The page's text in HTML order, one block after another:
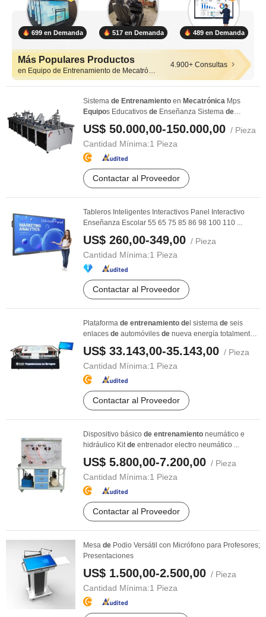
699 en Demanda 517 en Demanda 489 en Demanda
Más Populares Productos
en Equipo de Entrenamiento de Mecatrónica
4.900+ Consultas
Sistema de Entrenamiento en Mecatrónica Mps
Equipos Educativos de Enseñanza Sistema de
Producto ...
US$ 50.000,00-150.000,00 / Pieza
Cantidad Mínima:1 Pieza
Contactar al Proveedor
Tableros Inteligentes Interactivos Panel Interactivo
Enseñanza Escolar 55 65 75 85 86 98 100 110 ...
US$ 260,00-349,00 / Pieza
Cantidad Mínima:1 Pieza
Contactar al Proveedor
Plataforma de entrenamiento de l sistema de seis
enlaces de automóviles de nueva energía totalmente
US$ 33.143,00-35.143,00 / Pieza
Cantidad Mínima:1 Pieza
Contactar al Proveedor
Dispositivo básico de entrenamiento neumático e
hidráulico Kitde entrenador electro neumático ...
US$ 5.800,00-7.200,00 / Pieza
Cantidad Mínima:1 Pieza
Contactar al Proveedor
Mesa de Podio Versátil con Micrófono para Profesores;
Presentaciones
US$ 1.500,00-2.500,00 / Pieza
Cantidad Mínima:1 Pieza